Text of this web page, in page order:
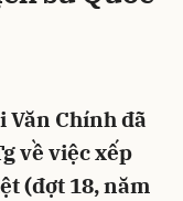
Văn Chính đã
về việc xếp
(đợt 18, năm